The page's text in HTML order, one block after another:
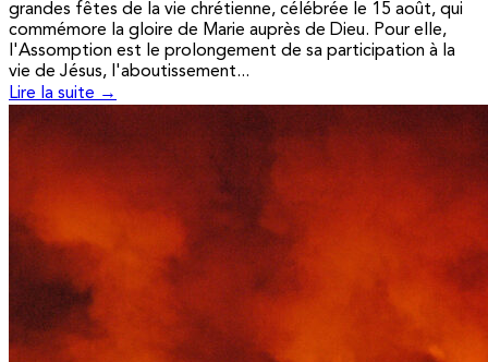
grandes fêtes de la vie chrétienne, célébrée le 15 août, qui
commémore la gloire de Marie auprès de Dieu. Pour elle,
l'Assomption est le prolongement de sa participation à la
vie de Jésus, l'aboutissement...
Lire la suite →